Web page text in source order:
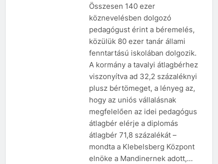
Összesen 140 ezer
köznevelésben dolgozó
pedagógust érint a béremelés,
közülük 80 ezer tanár állami
fenntartású iskolában dolgozik.
A kormány a tavalyi átlagbérhez
viszonyítva ad 32,2 százaléknyi
plusz bértömeget, a lényeg az,
hogy az uniós vállalásnak
megfelelően az idei pedagógus
átlagbér elérje a diplomás
átlagbér 71,8 százalékát –
mondta a Klebelsberg Központ
elnöke a Mandinernek adott,…